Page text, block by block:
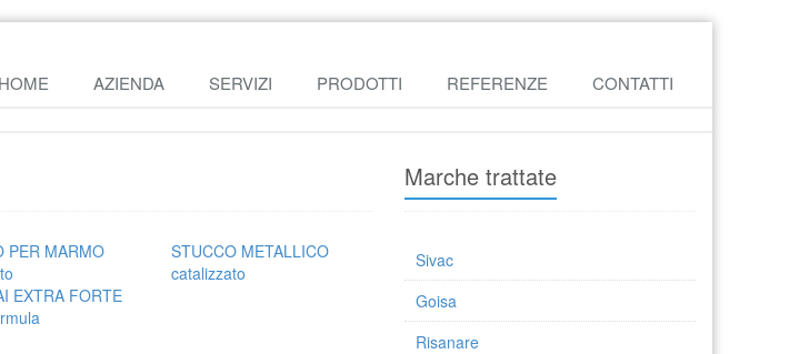
HOME AZIENDA SERVIZI PRODOTTI REFERENZE CONTATTI
PER MARMO
STUCCO METALLICO
catalizzato
EXTRA FORTE
Marche trattate
Sivac
Goisa
Risanare